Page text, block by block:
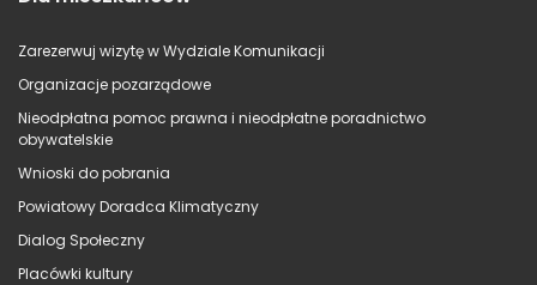
Zarezerwuj wizytę w Wydziale Komunikacji
Organizacje pozarządowe
Nieodpłatna pomoc prawna i nieodpłatne poradnictwo
obywatelskie
Wnioski do pobrania
Powiatowy Doradca Klimatyczny
Dialog Społeczny
Placówki kultury